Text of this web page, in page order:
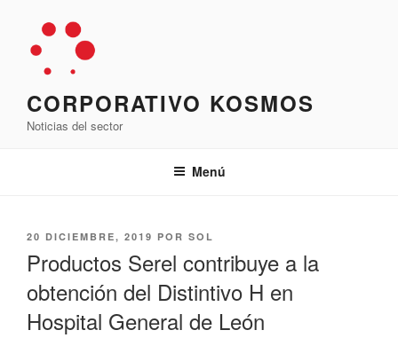
contenido
CORPORATIVO KOSMOS
Noticias del sector
Menú
PUBLICADO
20 DICIEMBRE, 2019 POR SOL
Productos Serel contribuye a la
obtención del Distintivo H en
Hospital General de León